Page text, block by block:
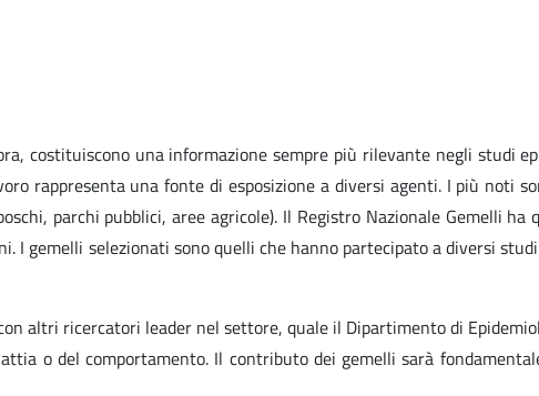
costituiscono una informazione sempre più rilevante negli studi
rappresenta una fonte di esposizione a diversi agenti. I più noti
parchi pubblici, aree agricole). Il Registro Nazionale Gemelli
gemelli selezionati sono quelli che hanno partecipato a diversi
altri ricercatori leader nel settore, quale il Dipartimento di
o del comportamento. Il contributo dei gemelli sarà